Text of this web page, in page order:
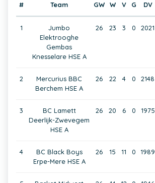
# Team GW W V G DV
1
Jumbo
Elektrooghe
Gembas
Knesselare HSE A
26 23 3 0 2021
2
Mercurius BBC
Berchem HSE A
26 22 4 0 2148
3
BC Lamett
Deerlijk-Zwevegem
HSE A
26 20 6 0 1975
4
BC Black Boys
Erpe-Mere HSE A
26 15 11 0 1989